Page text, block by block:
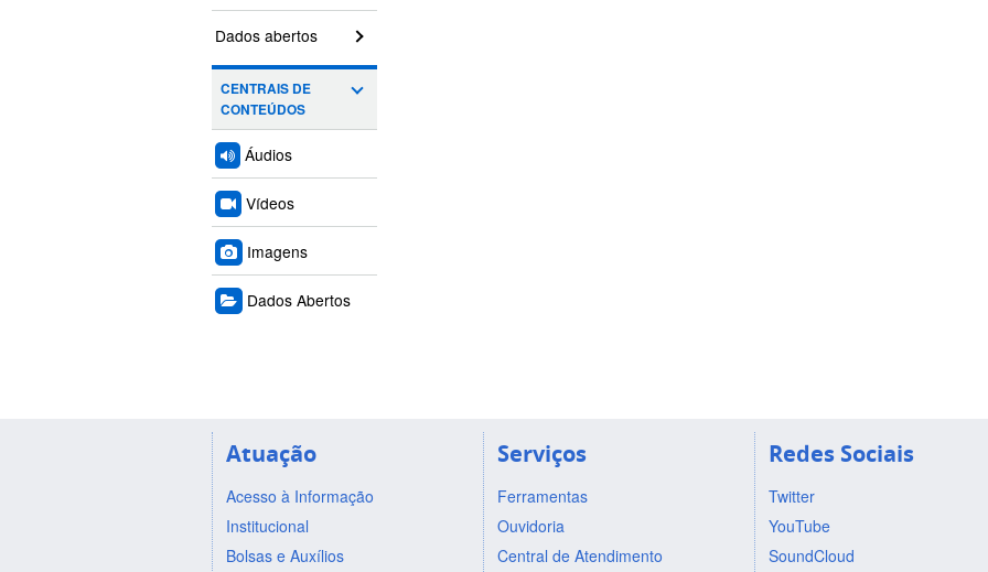
Dados abertos
CENTRAIS DE
CONTEÚDOS
Áudios
Vídeos
Imagens
Dados Abertos
Atuação
Acesso à Informação
Institucional
Bolsas e Auxílios
Serviços
Ferramentas
Ouvidoria
Central de Atendimento
Redes Sociais
Twitter
YouTube
SoundCloud